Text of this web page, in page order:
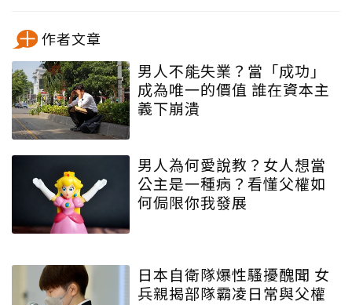
作者文章
男人不能失業？當「成功」
成為唯一的價值 誰在資本主
義下崩潰
男人為何愛說教？女人想當
公主是一種病？看懂父權如
何侷限你我發展
日本自衛隊爆性騷擾醜聞 女
兵親揭部隊霸凌日常與父權